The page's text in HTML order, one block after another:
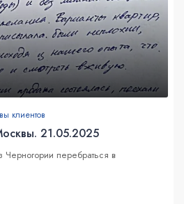
клиентов
21.05.2025
перебраться в